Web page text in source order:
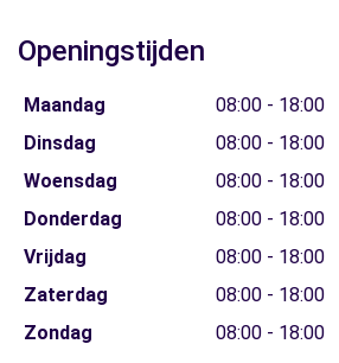
Openingstijden
Maandag
08:00 - 18:00
Dinsdag
08:00 - 18:00
Woensdag
08:00 - 18:00
Donderdag
08:00 - 18:00
Vrijdag
08:00 - 18:00
Zaterdag
08:00 - 18:00
Zondag
08:00 - 18:00